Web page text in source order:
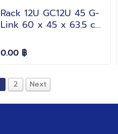
Rack 12U GC12U 45 G-
Link 60 x 45 x 63.5 cm.
1 ใบ)
0.00 ฿
2 Next